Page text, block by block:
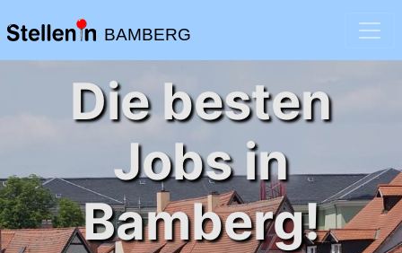
BAMBERG
Die besten
Jobs in
Bamberg!